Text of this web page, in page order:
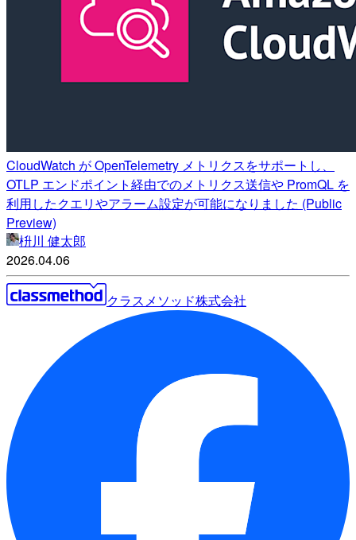
CloudWatch が OpenTelemetry メトリクスをサポートし、
OTLP エンドポイント経由でのメトリクス送信や PromQL を
利用したクエリやアラーム設定が可能になりました (Public
Preview)
枡川 健太郎
2026.04.06
クラスメソッド株式会社